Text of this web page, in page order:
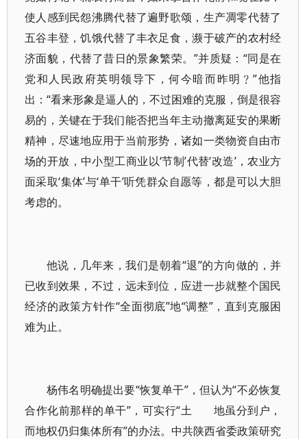
使人感到民怨沸腾代替了遍野歌颂，生产凋零代替了
五谷丰登，饥饿代替了丰衣足食，濒于破产的农村经
济面貌，代替了昔日的景象繁荣。”并质疑：“同是在
党和人民政府英明领导下，何今暗而昨明﹖”他指
出：“看来形象是逼人的，不过困难的克服，倒是很容
易的，关键在于我们能否把当年主动撤离延安的果断
精神，尽速地应用于当前形势，诸如一类物资自由市
场的开放，中小型工商业以‘节制’代替‘改造’，农业方
面采取‘集体’与‘单干’听凭群众自愿等，都是可以大胆
考虑的。
他说，几年来，我们是朝着“退”的方向做的，并
已收到效果，不过，远未到位，应进一步就整个国民
经济的政策方针作“全面彻底”地“调整”，直到克服困
难为止。
杨伟名明确提出要“恢复单干”，但认为“不必恢复
合作化前那样的单干”，可实行“土 地虽分到户，
而地权仍归集体所有”的办法。中共陕西省委政策研究